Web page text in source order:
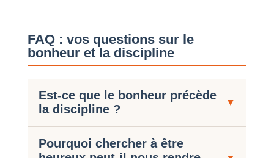
FAQ : vos questions sur le
bonheur et la discipline
Est-ce que le bonheur précède
la discipline ?
▼
Pourquoi chercher à être